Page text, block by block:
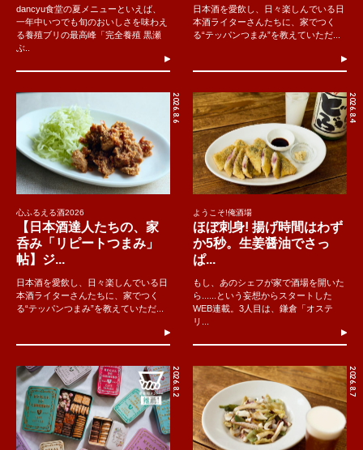
dancyu食堂の夏メニューといえば、
一年中いつでも旬のおいしさを味わえ
る養殖ブリの最高峰「完全養殖 黒瀬
ぶ..
日本酒を愛飲し、日々楽しんでいる日
本酒ライターさんたちに、家でつく
る“テッパンつまみ”を教えていただ...
2026.8.6
心ふるえる酒2026
【日本酒達人たちの、家
呑み「リピートつまみ」
帖】ジ...
日本酒を愛飲し、日々楽しんでいる日
本酒ライターさんたちに、家でつく
る“テッパンつまみ”を教えていただ...
2026.8.4
ようこそ!俺酒場
ほぼ刺身! 揚げ時間はわず
か5秒。生姜醤油でさっ
ぱ...
もし、あのシェフが家で酒場を開いた
ら......という妄想からスタートした
WEB連載。3人目は、鎌倉「オステ
リ...
2026.8.2 2026.8.7